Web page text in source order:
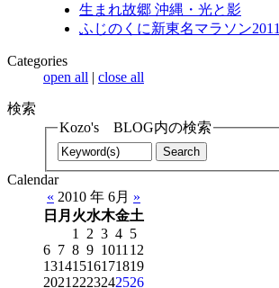
生まれ故郷 沖縄・光と影
ふじのくに新東名マラソン2011
Categories
open all | close all
検索
Kozo's BLOG内の検索
Calendar
« 2010 年 6月 »
日 月 火水木金土
1
2 3 4 5
6 7 8 9 1011 12
13141516171819
2021 2223242526